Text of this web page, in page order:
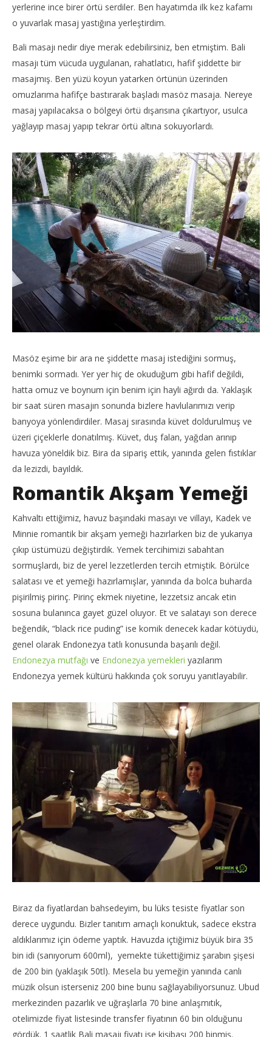
yerlerine ince birer örtü serdiler. Ben hayatımda ilk kez kafamı
o yuvarlak masaj yastığına yerleştirdim.
Bali masajı nedir diye merak edebilirsiniz, ben etmiştim. Bali
masajı tüm vücuda uygulanan, rahatlatıcı, hafif şiddette bir
masajmış. Ben yüzü koyun yatarken örtünün üzerinden
omuzlarıma hafifçe bastırarak başladı masöz masaja. Nereye
masaj yapılacaksa o bölgeyi örtü dışarısına çıkartıyor, usulca
yağlayıp masaj yapıp tekrar örtü altına sokuyorlardı.
Masöz eşime bir ara ne şiddette masaj istediğini sormuş,
benimki sormadı. Yer yer hiç de okuduğum gibi hafif değildi,
hatta omuz ve boynum için benim için hayli ağırdı da. Yaklaşık
bir saat süren masajın sonunda bizlere havlularımızı verip
banyoya yönlendirdiler. Masaj sırasında küvet doldurulmuş ve
üzeri çiçeklerle donatılmış. Küvet, duş falan, yağdan arınıp
havuza yöneldik biz. Bira da sipariş ettik, yanında gelen fıstıklar
da lezizdi, bayıldık.
Romantik Akşam Yemeği
Kahvaltı ettiğimiz, havuz başındaki masayı ve villayı, Kadek ve
Minnie romantik bir akşam yemeği hazırlarken biz de yukarıya
çıkıp üstümüzü değiştirdik. Yemek tercihimizi sabahtan
sormuşlardı, biz de yerel lezzetlerden tercih etmiştik. Börülce
salatası ve et yemeği hazırlamışlar, yanında da bolca buharda
pişirilmiş pirinç. Pirinç ekmek niyetine, lezzetsiz ancak etin
sosuna bulanınca gayet güzel oluyor. Et ve salatayı son derece
beğendik, “black rice puding” ise komik denecek kadar kötüydü,
genel olarak Endonezya tatlı konusunda başarılı değil.
Endonezya mutfağı ve Endonezya yemekleri yazılarım
Endonezya yemek kültürü hakkında çok soruyu yanıtlayabilir.
Biraz da fiyatlardan bahsedeyim, bu lüks tesiste fiyatlar son
derece uygundu. Bizler tanıtım amaçlı konuktuk, sadece ekstra
aldıklarımız için ödeme yaptık. Havuzda içtiğimiz büyük bira 35
bin idi (sanıyorum 600ml), yemekte tükettiğimiz şarabın şişesi
de 200 bin (yaklaşık 50tl). Mesela bu yemeğin yanında canlı
müzik olsun isterseniz 200 bine bunu sağlayabiliyorsunuz. Ubud
merkezinden pazarlık ve uğraşlarla 70 bine anlaşmıtık,
otelimizde fiyat listesinde transfer fiyatının 60 bin olduğunu
gördük. 1 saatlik Bali masajı fiyatı ise kişibaşı 200 binmiş.